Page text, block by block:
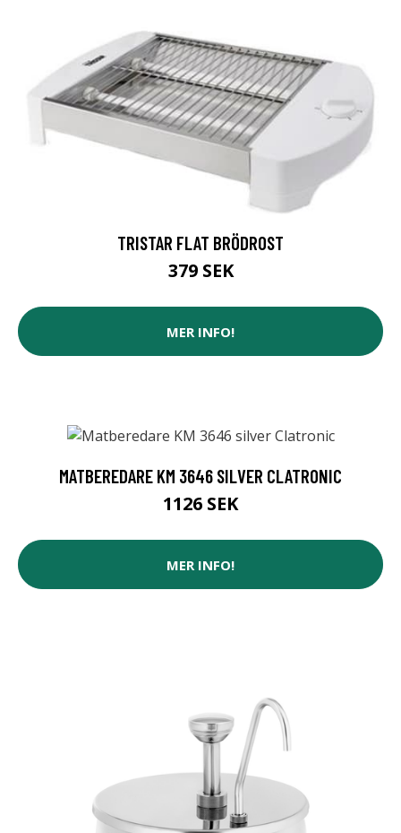
TRISTAR FLAT BRÖDROST
379 SEK
MER INFO!
MATBEREDARE KM 3646 SILVER CLATRONIC
1126 SEK
MER INFO!